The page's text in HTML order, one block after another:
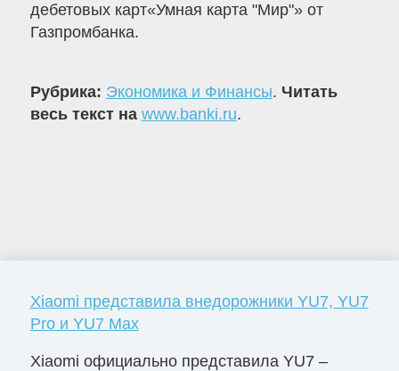
дебетовых карт«Умная карта "Мир"» от
Газпромбанка.
Рубрика: Экономика и Финансы. Читать
весь текст на www.banki.ru.
Xiaomi представила внедорожники YU7, YU7
Pro и YU7 Max
Xiaomi официально представила YU7 –